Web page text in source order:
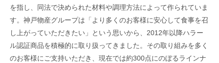
を指し、同法で決められた材料や調理方法によって作られていま
す。神戸物産グループは「より多くのお客様に安心して食事を召
し上がっていただきたい」という思いから、2012年以降ハラー
ル認証商品を積極的に取り扱ってきました。その取り組みを多く
のお客様にご支持いただき、現在では約300点にのぼるラインナ